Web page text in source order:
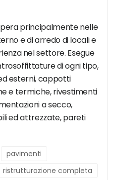
principalmente nelle
e di arredo di locali e
nel settore. Esegue
di ogni tipo,
esterni, cappotti
e termiche, rivestimenti
a secco,
ed attrezzate, pareti
pavimenti
ristrutturazione completa